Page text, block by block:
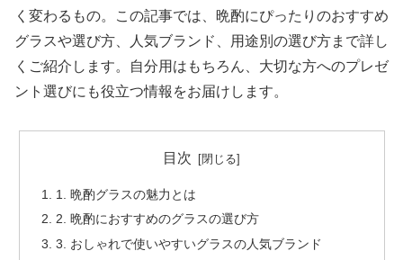
く変わるもの。この記事では、晩酌にぴったりのおすすめ
グラスや選び方、人気ブランド、用途別の選び方まで詳し
くご紹介します。自分用はもちろん、大切な方へのプレゼ
ント選びにも役立つ情報をお届けします。
目次
1. 晩酌グラスの魅力とは
2. 晩酌におすすめのグラスの選び方
3. おしゃれで使いやすいグラスの人気ブランド